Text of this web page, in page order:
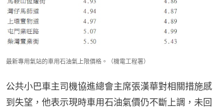
最新專用氣站的車用石油氣上限價格。（機電工程署）
公共小巴車主司機協進總會主席張漢華對相關措施感
到失望，他表示現時車用石油氣價仍不斷上調，未回